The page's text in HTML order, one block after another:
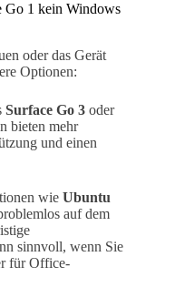
Go 1 kein Windows
oder das Gerät
Optionen:
Surface Go 3 oder
bieten mehr
und einen
wie Ubuntu
auf dem
sinnvoll, wenn Sie
für Office-